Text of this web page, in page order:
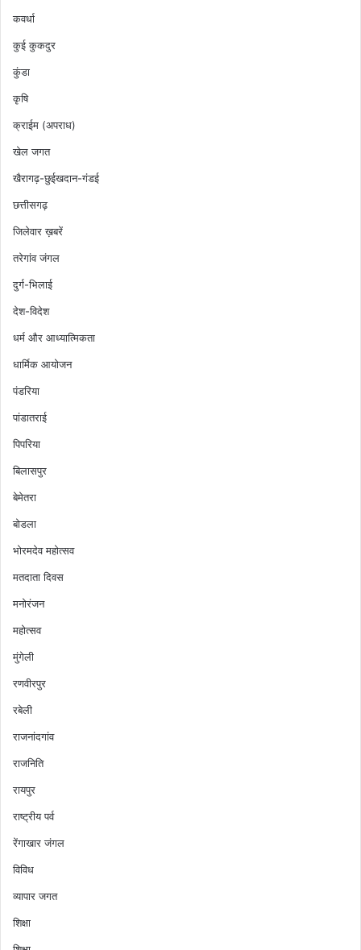
कवर्धा
कुई कुकदुर
कुंडा
कृषि
क्राईम (अपराध)
खेल जगत
खैरागढ़-छुईखदान-गंडई
छत्तीसगढ़
जिलेवार ख़बरें
तरेगांव जंगल
दुर्ग-भिलाई
देश-विदेश
धर्म और आध्यात्मिकता
धार्मिक आयोजन
पंडरिया
पांडातराई
पिपरिया
बिलासपुर
बेमेतरा
बोडला
भोरमदेव महोत्सव
मतदाता दिवस
मनोरंजन
महोत्सव
मुंगेली
रणवीरपुर
रबेली
राजनांदगांव
राजनिति
रायपुर
राष्ट्रीय पर्व
रेंगाखार जंगल
विविध
व्यापार जगत
शिक्षा